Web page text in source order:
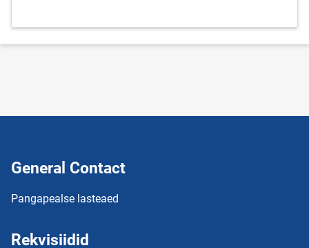
General Contact
Pangapealse lasteaed
Rekvisiidid